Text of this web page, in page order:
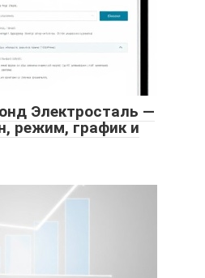
Электросталь —
режим, график и